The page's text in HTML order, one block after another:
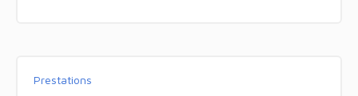
Prestations